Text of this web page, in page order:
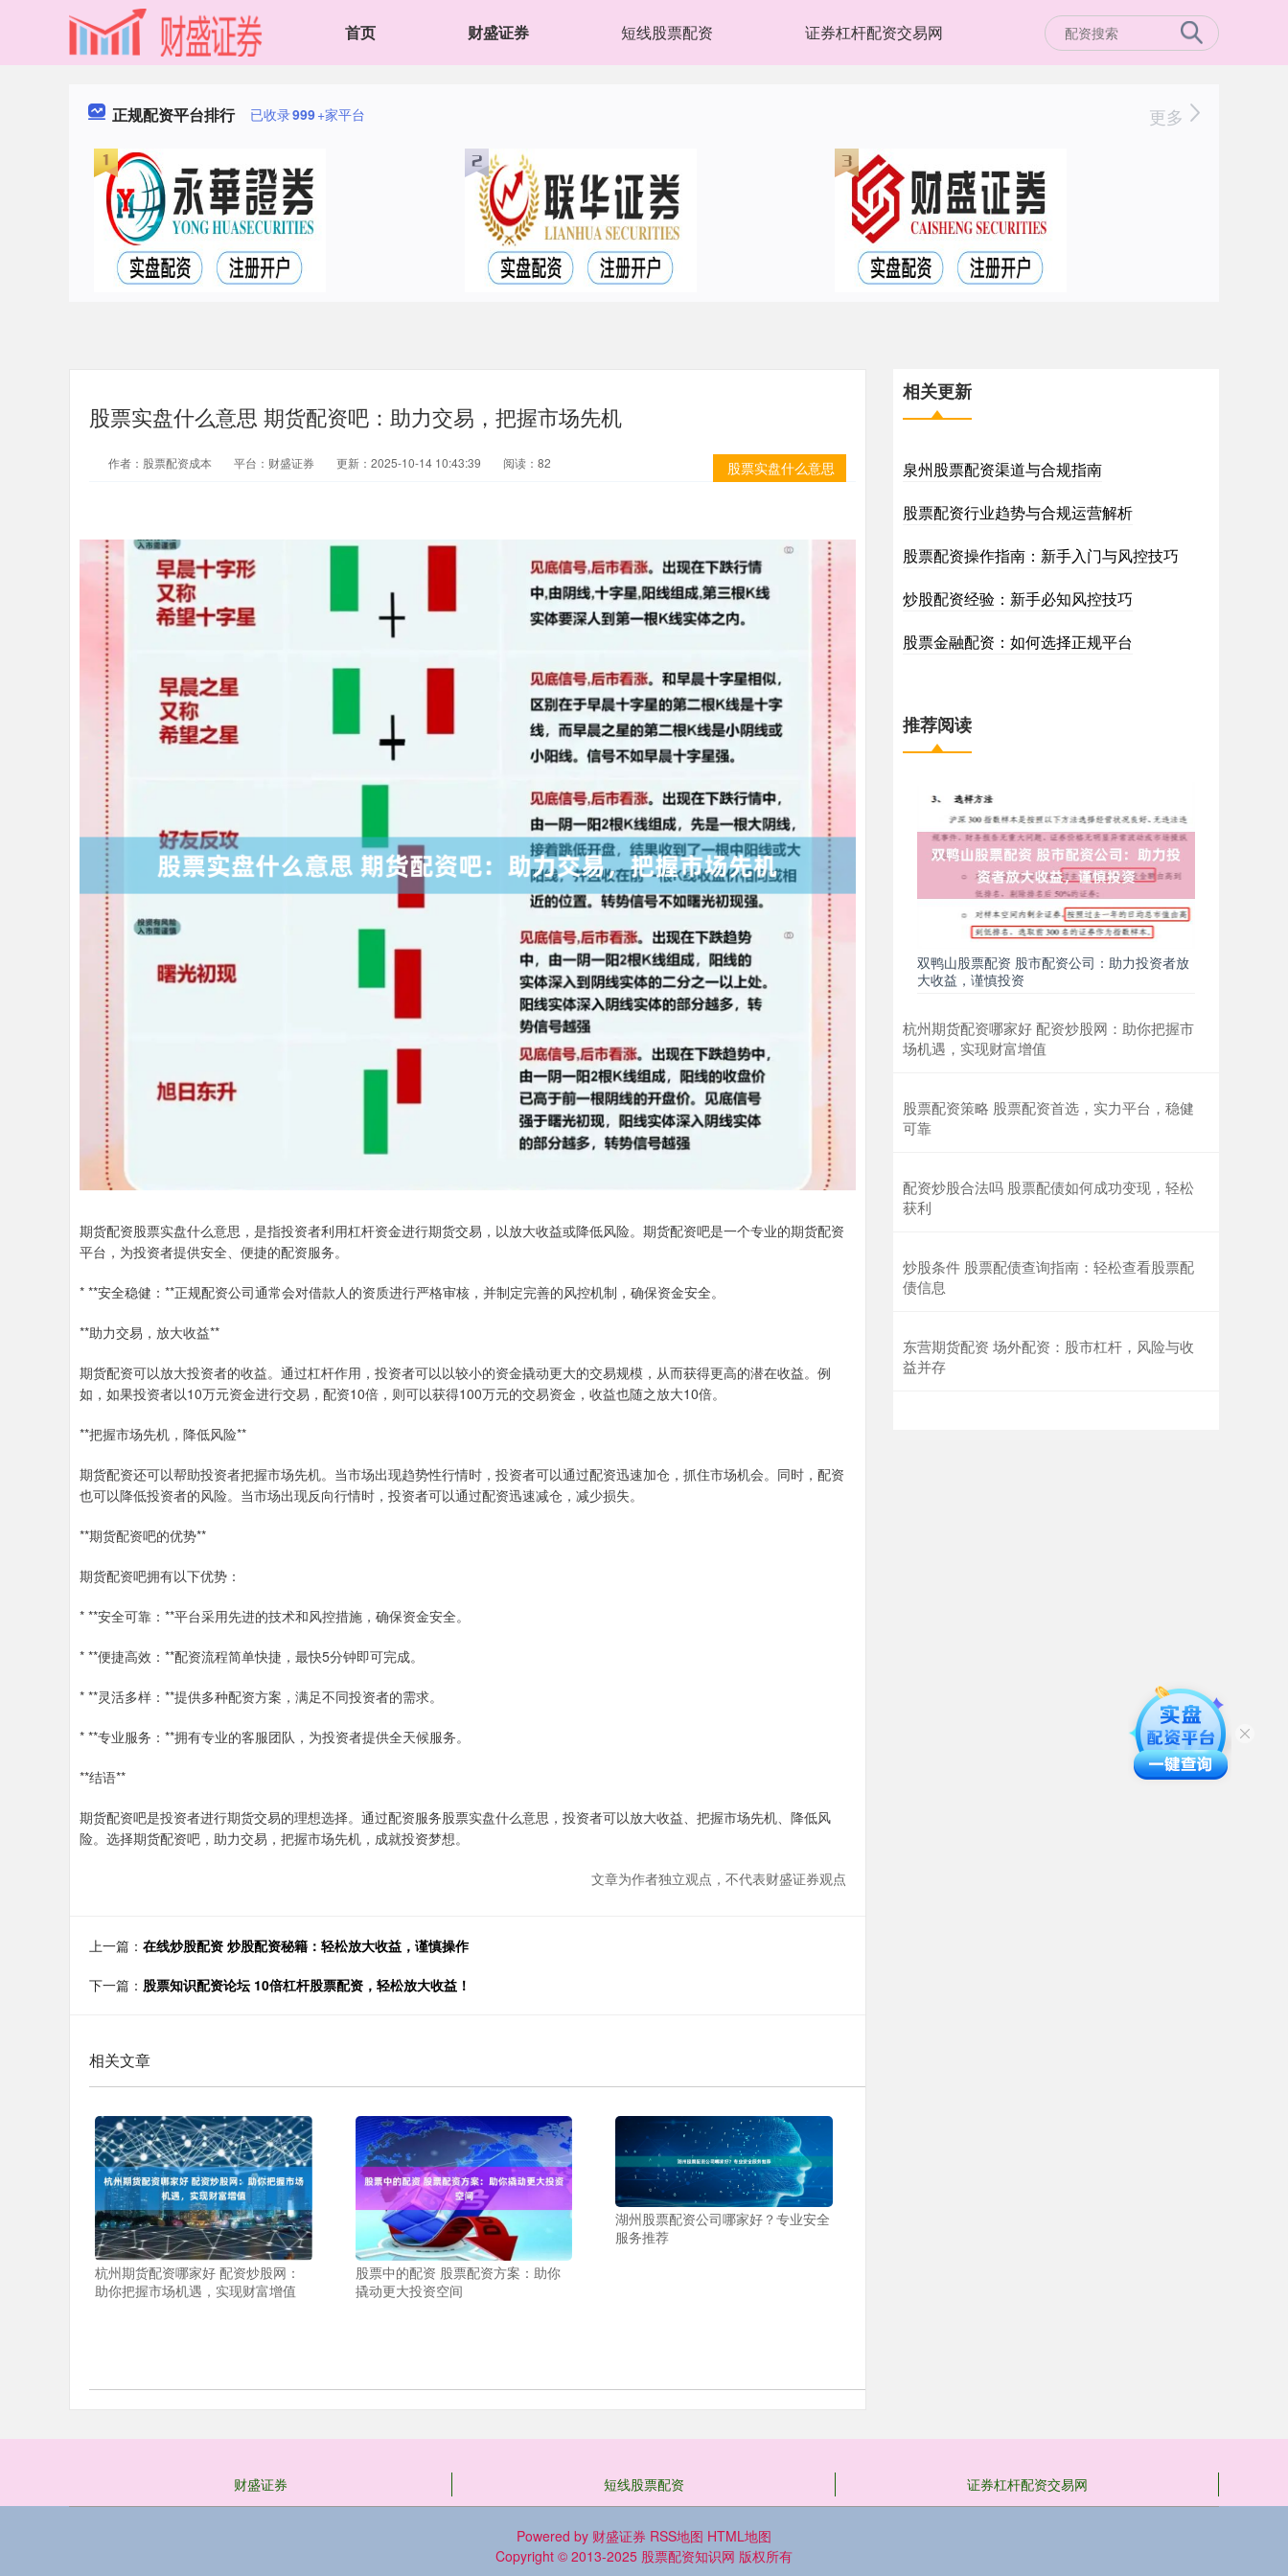
首页 财盛证券 短线股票配资 证券杠杆配资交易网
正规配资平台排行 已收录999+家平台 更多
股票实盘什么意思 期货配资吧：助力交易，把握市场先机
股票实盘什么意思
作者：股票配资成本 平台：财盛证券 更新：2025-10-14 10:43:39 阅读：82
期货配资股票实盘什么意思，是指投资者利用杠杆资金进行期货交易，以放大收益或降低风险。期货配资吧是一个专业的期货配资
平台，为投资者提供安全、便捷的配资服务。
* **安全稳健：**正规配资公司通常会对借款人的资质进行严格审核，并制定完善的风控机制，确保资金安全。
**助力交易，放大收益**
期货配资可以放大投资者的收益。通过杠杆作用，投资者可以以较小的资金撬动更大的交易规模，从而获得更高的潜在收益。例
如，如果投资者以10万元资金进行交易，配资10倍，则可以获得100万元的交易资金，收益也随之放大10倍。
**把握市场先机，降低风险**
期货配资还可以帮助投资者把握市场先机。当市场出现趋势性行情时，投资者可以通过配资迅速加仓，抓住市场机会。同时，配资
也可以降低投资者的风险。当市场出现反向行情时，投资者可以通过配资迅速减仓，减少损失。
**期货配资吧的优势**
期货配资吧拥有以下优势：
* **安全可靠：**平台采用先进的技术和风控措施，确保资金安全。
* **便捷高效：**配资流程简单快捷，最快5分钟即可完成。
* **灵活多样：**提供多种配资方案，满足不同投资者的需求。
* **专业服务：**拥有专业的客服团队，为投资者提供全天候服务。
**结语**
期货配资吧是投资者进行期货交易的理想选择。通过配资服务股票实盘什么意思，投资者可以放大收益、把握市场先机、降低风
险。选择期货配资吧，助力交易，把握市场先机，成就投资梦想。
文章为作者独立观点，不代表财盛证券观点
上一篇： 在线炒股配资 炒股配资秘籍：轻松放大收益，谨慎操作
下一篇： 股票知识配资论坛 10倍杠杆股票配资，轻松放大收益！
相关文章
杭州期货配资哪家好 配资炒股网：
助你把握市场机遇，实现财富增值
股票中的配资 股票配资方案：助你
撬动更大投资空间
湖州股票配资公司哪家好？专业安全
服务推荐
相关更新
泉州股票配资渠道与合规指南
股票配资行业趋势与合规运营解析
股票配资操作指南：新手入门与风控技巧
炒股配资经验：新手必知风控技巧
股票金融配资：如何选择正规平台
推荐阅读
双鸭山股票配资 股市配资公司：助力投资者放
大收益，谨慎投资
杭州期货配资哪家好 配资炒股网：助你把握市
场机遇，实现财富增值
股票配资策略 股票配资首选，实力平台，稳健
可靠
配资炒股合法吗 股票配债如何成功变现，轻松
获利
炒股条件 股票配债查询指南：轻松查看股票配
债信息
东营期货配资 场外配资：股市杠杆，风险与收
益并存
财盛证券 短线股票配资 证券杠杆配资交易网
Powered by 财盛证券 RSS地图 HTML地图
Copyright © 2013-2025 股票配资知识网 版权所有